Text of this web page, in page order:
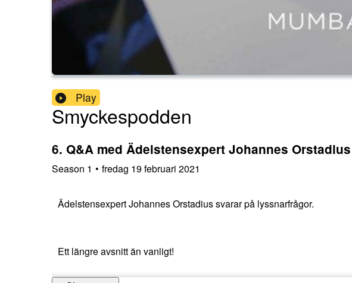
Play
Smyckespodden
6. Q&A med Ädelstensexpert Johannes Orstadius
Season 1 • fredag 19 februari 2021
Ädelstensexpert Johannes Orstadius svarar på lyssnarfrågor.
Ett längre avsnitt än vanligt!